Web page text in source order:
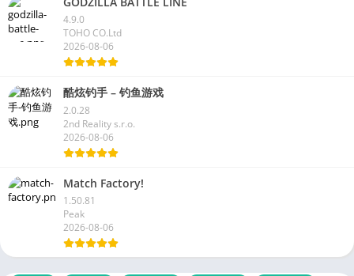
4.9.0
TOHO CO.Ltd
2026-08-06
酷炫钓手 – 钓鱼游戏
2.0.28
2nd Reality s.r.o.
2026-08-06
Match Factory!
1.50.81
Peak
2026-08-06